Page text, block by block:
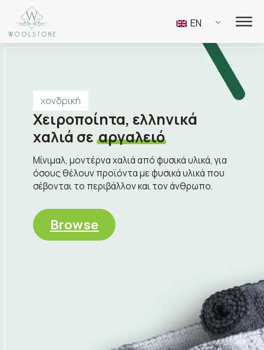
EN
χονδρική
Χειροποίητα, ελληνικά
χαλιά σεαργαλειό
Μίνιμαλ, μοντέρνα χαλιά από φυσικά υλικά, για
όσους θέλουν προϊόντα με φυσικά υλικά που
σέβονται το περιβάλλον και τον άνθρωπο.
Browse